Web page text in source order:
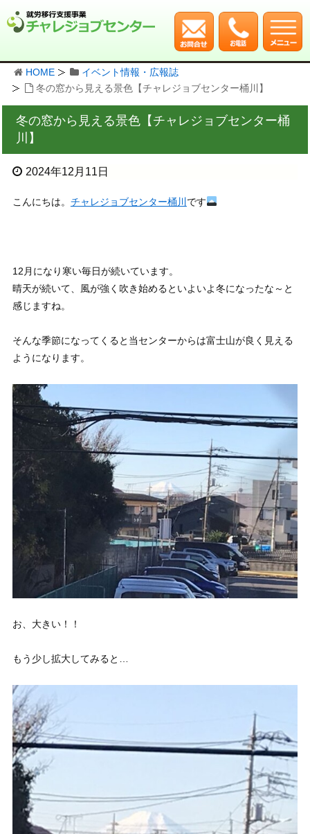
HOME
イベント情報・広報誌
冬の窓から見える景色【チャレジョブセンター桶川】
冬の窓から見える景色【チャレジョブセンター桶
川】
2024年12月11日
こんにちは。 チャレジョブセンター桶川 です
12月になり寒い毎日が続いています。
晴天が続いて、風が強く吹き始めるといよいよ冬になったな～と
感じますね。
そんな季節になってくると当センターからは富士山が良く見える
ようになります。
お、大きい！！
もう少し拡大してみると…